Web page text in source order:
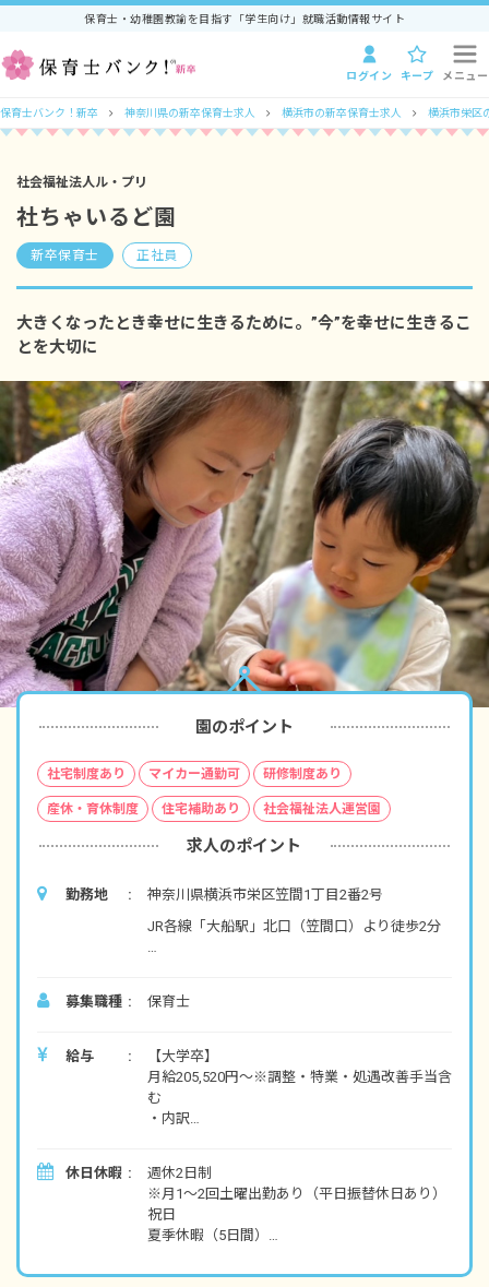
保育士・幼稚園教諭を目指す「学生向け」就職活動情報サイト
ログイン キープ メニュー
保育士バンク！新卒 神奈川県の新卒保育士求人 横浜市の新卒保育士求人 横浜市栄区
社会福祉法人ル・プリ
社ちゃいるど園
新卒保育士 正社員
大きくなったとき幸せに生きるために。”今”を幸せに生きるこ
とを大切に
園のポイント
社宅制度あり マイカー通勤可 研修制度あり
産休・育休制度 住宅補助あり 社会福祉法人運営園
求人のポイント
勤務地
神奈川県横浜市栄区笠間1丁目2番2号
JR各線「大船駅」北口（笠間口）より徒歩2分
六国美山ハイキングコースも魅力的です。
募集職種 保育士
給与
【大学卒】
月給205,520円～※調整・特業・処遇改善手当含
む
・内訳
調整手当 14,960円
処遇改善手当 22,000円
給食指導手当 4,000円
休日休暇
週休2日制
※月1～2回土曜出勤あり（平日振替休日あり）
祝日
夏季休暇（5日間）
有給休暇（初年度12日付与／取得率80％／半日